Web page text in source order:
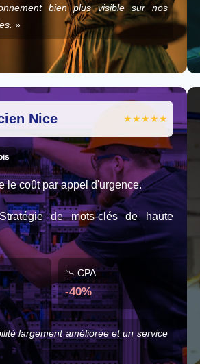
bien plus visible sur nos
»
Nice ★★★★★
le coût par appel d'urgence.
de mots-clés de haute
📉 CPA
-40%
largement améliorée et un service